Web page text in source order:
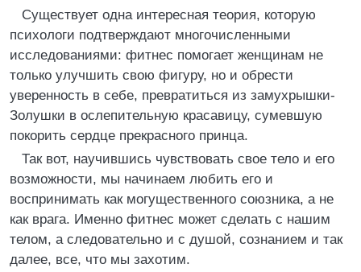
Существует одна интересная теория, которую
психологи подтверждают многочисленными
исследованиями: фитнес помогает женщинам не
только улучшить свою фигуру, но и обрести
уверенность в себе, превратиться из замухрышки-
Золушки в ослепительную красавицу, сумевшую
покорить сердце прекрасного принца.
Так вот, научившись чувствовать свое тело и его
возможности, мы начинаем любить его и
воспринимать как могущественного союзника, а не
как врага. Именно фитнес может сделать с нашим
телом, а следовательно и с душой, сознанием и так
далее, все, что мы захотим.